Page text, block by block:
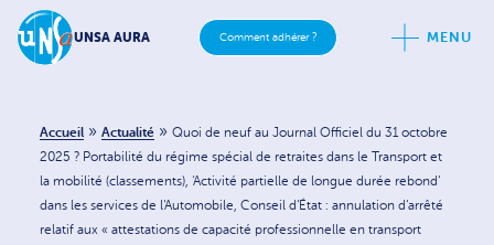
UNSA AURA MENU
Comment adhérer ?
Accueil » Actualité » Quoi de neuf au Journal Officiel du 31 octobre
2025 ? Portabilité du régime spécial de retraites dans le Transport et
la mobilité (classements), ‘Activité partielle de longue durée rebond’
dans les services de l’Automobile, Conseil d’État : annulation d’arrêté
relatif aux « attestations de capacité professionnelle en transport